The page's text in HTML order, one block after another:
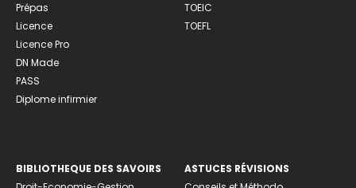
Prépas
Licence
Licence Pro
DN Made
PASS
Diplome infirmier
TOEIC
TOEFL
BIBLIOTHEQUE DES SAVOIRS
ASTUCES RÉVISIONS